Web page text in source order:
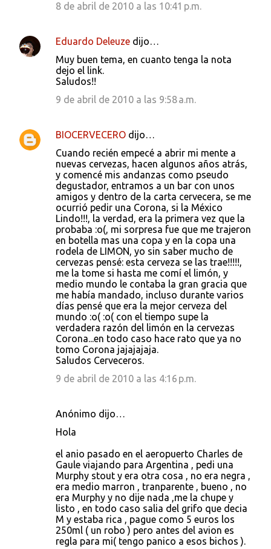
8 de abril de 2010 a las 10:41 p.m.
Eduardo Deleuze dijo…
Muy buen tema, en cuanto tenga la nota
dejo el link.
Saludos!!
9 de abril de 2010 a las 9:58 a.m.
BIOCERVECERO dijo…
Cuando recién empecé a abrir mi mente a
nuevas cervezas, hacen algunos años atrás,
y comencé mis andanzas como pseudo
degustador, entramos a un bar con unos
amigos y dentro de la carta cervecera, se me
ocurrió pedir una Corona, si la México
Lindo!!!, la verdad, era la primera vez que la
probaba :o(, mi sorpresa fue que me trajeron
en botella mas una copa y en la copa una
rodela de LIMON, yo sin saber mucho de
cervezas pensé: esta cerveza se las trae!!!!!,
me la tome si hasta me comí el limón, y
medio mundo le contaba la gran gracia que
me había mandado, incluso durante varios
días pensé que era la mejor cerveza del
mundo :o( :o( con el tiempo supe la
verdadera razón del limón en la cervezas
Corona...en todo caso hace rato que ya no
tomo Corona jajajajaja.
Saludos Cerveceros.
9 de abril de 2010 a las 4:16 p.m.
Anónimo dijo…
Hola
el anio pasado en el aeropuerto Charles de
Gaule viajando para Argentina , pedi una
Murphy stout y era otra cosa , no era negra ,
era medio marron , tranparente , bueno , no
era Murphy y no dije nada ,me la chupe y
listo , en todo caso salia del grifo que decia
M y estaba rica , pague como 5 euros los
250ml ( un robo ) pero antes del avion es
regla para mi( tengo panico a esos bichos ).